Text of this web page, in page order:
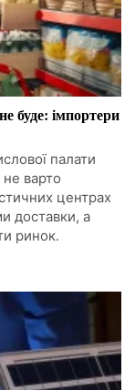
буде: імпортери
палати
варто
центрах
доставки, а
ринок.